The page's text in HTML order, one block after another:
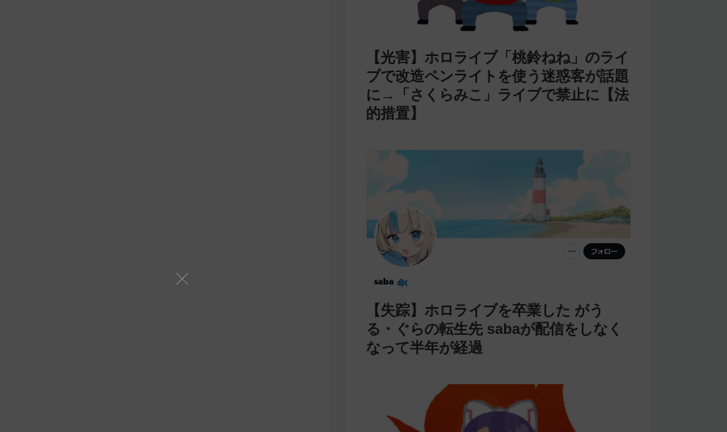
【光害】ホロライブ「桃鈴ねね」のライ
ブで改造ペンライトを使う迷惑客が話題
に→「さくらみこ」ライブで禁止に【法
的措置】
【失踪】ホロライブを卒業した がう
る・ぐらの転生先 sabaが配信をしなく
なって半年が経過